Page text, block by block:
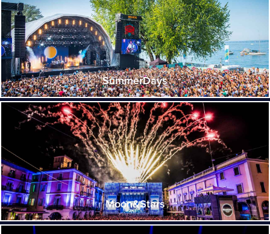
SummerDays
Moon&Stars